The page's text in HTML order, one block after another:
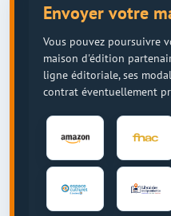
Envoyer votre
Vous pouvez poursuivre
maison d'édition
ligne éditoriale, ses
contrat éventuellement